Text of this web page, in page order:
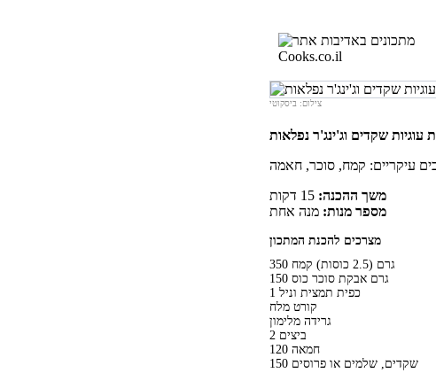
צילום: ביסקוטי
משך ההכנה: 15 דקות
מספר מנות: מנה אחת
מצרכים להכנת המתכון
350 גרם (2.5 כוסות) קמח
150 גרם אבקת סוכר כוס
קורט מלח
גרידה מלימון
2 ביצים
120 חמאה
150 שקדים, שלמים או פרוסים